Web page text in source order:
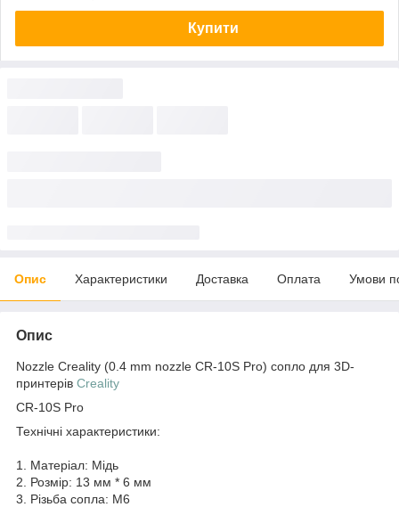
Купити
Опис Характеристики Доставка Оплата Умови
Опис
Nozzle Creality (0.4 mm nozzle CR-10S Pro) сопло для 3D-
принтерів Creality
CR-10S Pro
Технічні характеристики:
1. Матеріал: Мідь
2. Розмір: 13 мм * 6 мм
3. Різьба сопла: M6